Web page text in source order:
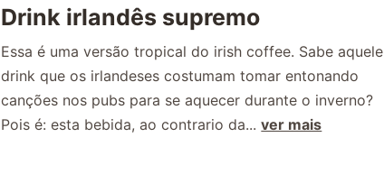
Drink irlandês supremo
Essa é uma versão tropical do irish coffee. Sabe aquele
drink que os irlandeses costumam tomar entonando
canções nos pubs para se aquecer durante o inverno?
Pois é: esta bebida, ao contrario da...ver mais